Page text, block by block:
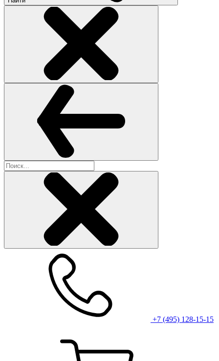
+7 (495) 128-15-15